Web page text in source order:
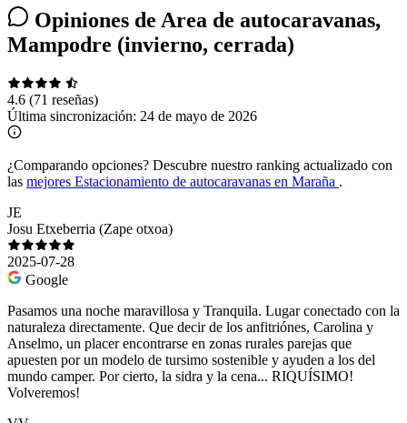
Opiniones de Area de autocaravanas,
Mampodre (invierno, cerrada)
4.6 (71 reseñas)
Última sincronización: 24 de mayo de 2026
¿Comparando opciones? Descubre nuestro ranking actualizado con
las mejores Estacionamiento de autocaravanas en Maraña .
JE
Josu Etxeberria (Zape otxoa)
2025-07-28
Google
Pasamos una noche maravillosa y Tranquila. Lugar conectado con la
naturaleza directamente. Que decir de los anfitriónes, Carolina y
Anselmo, un placer encontrarse en zonas rurales parejas que
apuesten por un modelo de tursimo sostenible y ayuden a los del
mundo camper. Por cierto, la sidra y la cena... RIQUÍSIMO!
Volveremos!